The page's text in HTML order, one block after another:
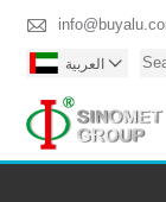

العربية 